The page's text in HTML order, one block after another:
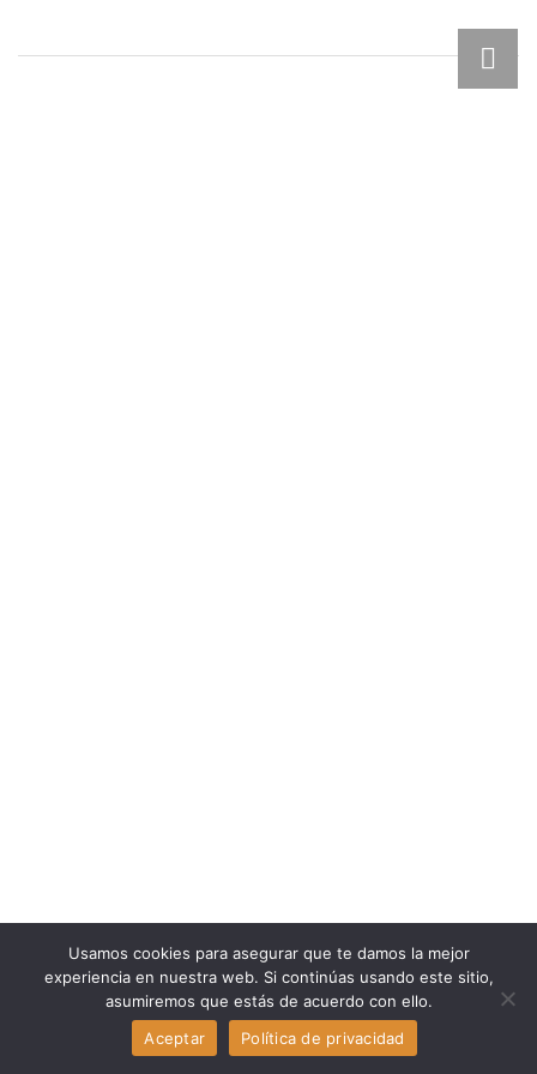
Usamos cookies para asegurar que te damos la mejor
experiencia en nuestra web. Si continúas usando este sitio,
asumiremos que estás de acuerdo con ello.
Aceptar
Política de privacidad